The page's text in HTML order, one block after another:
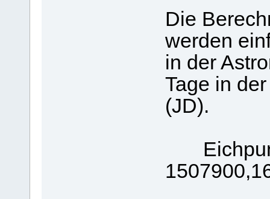
Die
werden
in der
Tage in
(JD).